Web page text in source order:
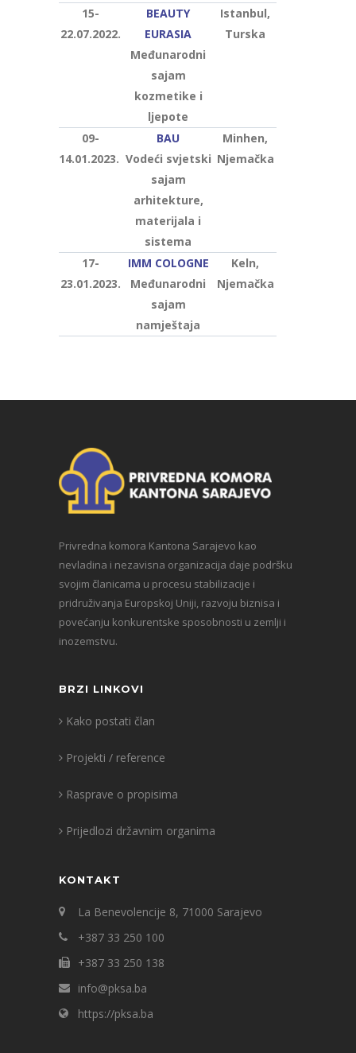
15-
22.07.2022.
BEAUTY
EURASIA
Međunarodni
sajam
kozmetike i
ljepote
Istanbul,
Turska
09-
14.01.2023.
BAU
Vodeći svjetski
sajam
arhitekture,
materijala i
sistema
Minhen,
Njemačka
17-
23.01.2023.
IMM COLOGNE
Međunarodni
sajam
namještaja
Keln,
Njemačka
Privredna komora Kantona Sarajevo kao
nevladina i nezavisna organizacija daje podršku
svojim članicama u procesu stabilizacije i
pridruživanja Europskoj Uniji, razvoju biznisa i
povećanju konkurentske sposobnosti u zemlji i
inozemstvu.
BRZI LINKOVI
Kako postati član
Projekti / reference
Rasprave o propisima
Prijedlozi državnim organima
KONTAKT
La Benevolencije 8, 71000 Sarajevo
+387 33 250 100
+387 33 250 138
info@pksa.ba
https://pksa.ba